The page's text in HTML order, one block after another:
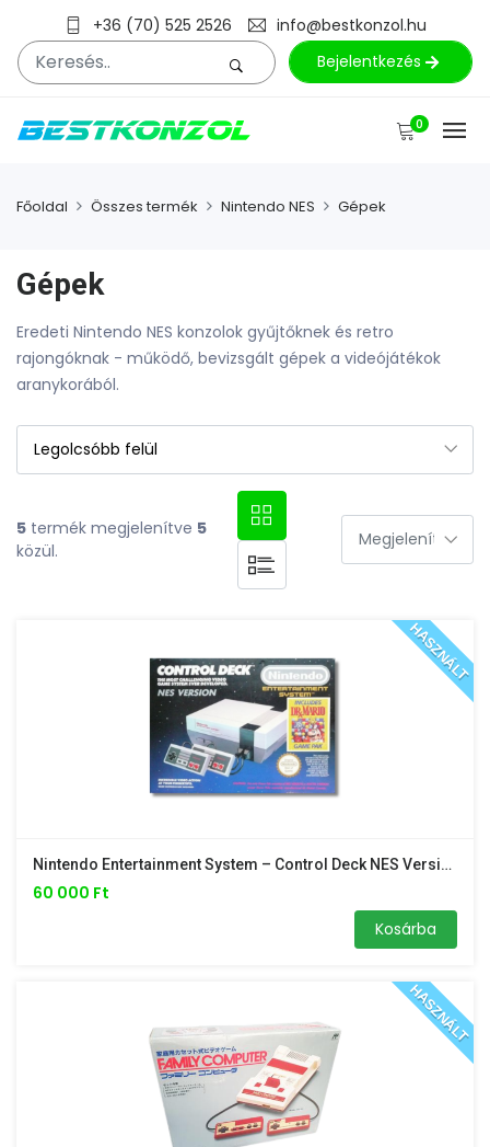
+36 (70) 525 2526
info@bestkonzol.hu
Bejelentkezés
0
Főoldal Összes termék Nintendo NES Gépek
Gépek
Eredeti Nintendo NES konzolok gyűjtőknek és retro
rajongóknak - működő, bevizsgált gépek a videójátékok
aranykorából.
5 termék megjelenítve 5
közül.
HASZNÁLT
Nintendo Entertainment System – Control Deck NES Version (original Style) /gyári Doboz Nélkül!/
60 000 Ft
Kosárba
HASZNÁLT